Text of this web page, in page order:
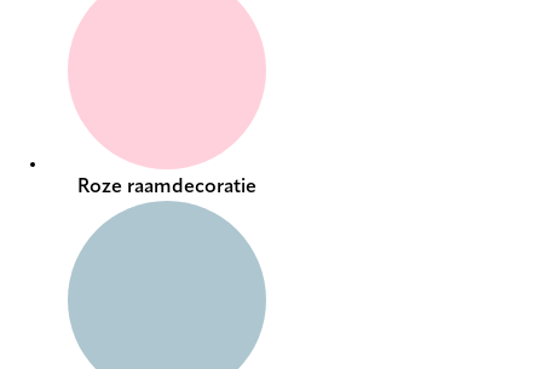
Roze raamdecoratie